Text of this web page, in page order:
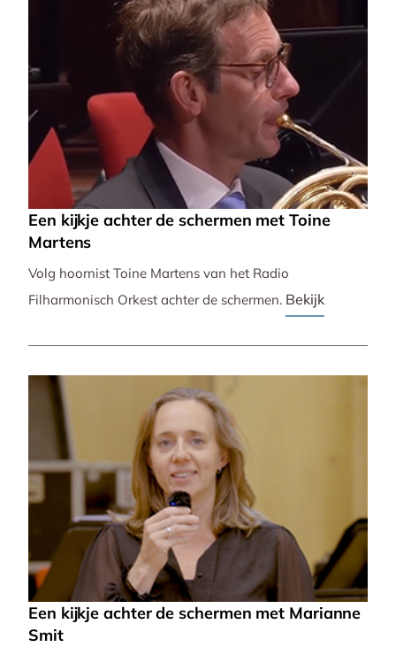
Een kijkje achter de schermen met Toine
Martens
Volg hoornist Toine Martens van het Radio
Filharmonisch Orkest achter de schermen. Bekijk
Een kijkje achter de schermen met Marianne
Smit